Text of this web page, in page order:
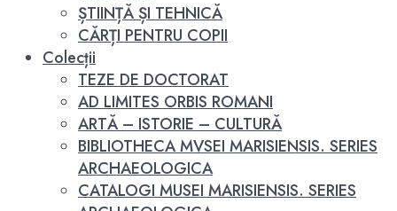
ȘTIINȚĂ ȘI TEHNICĂ
CĂRȚI PENTRU COPII
Colecții
TEZE DE DOCTORAT
AD LIMITES ORBIS ROMANI
ARTĂ – ISTORIE – CULTURĂ
BIBLIOTHECA MVSEI MARISIENSIS. SERIES
ARCHAEOLOGICA
CATALOGI MUSEI MARISIENSIS. SERIES